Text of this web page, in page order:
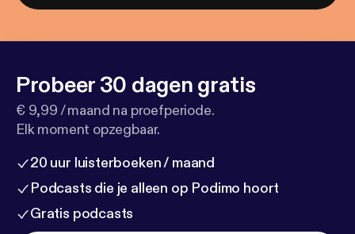
Probeer 30 dagen gratis
€ 9,99 / maand na proefperiode.
Elk moment opzegbaar.
20 uur luisterboeken / maand
Podcasts die je alleen op Podimo hoort
Gratis podcasts